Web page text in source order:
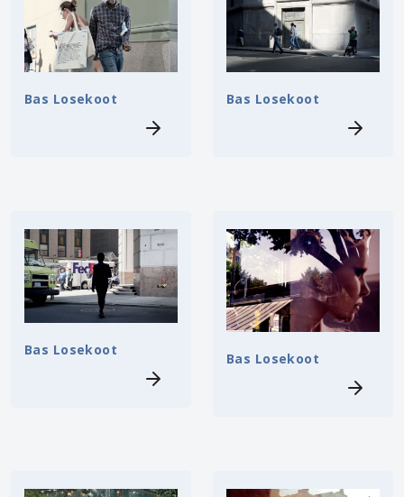
Formaat
Orientatie
Kerncollectie
9 items. Pagina: 1
Bas Losekoot Bas Losekoot
Bas Losekoot Bas Losekoot